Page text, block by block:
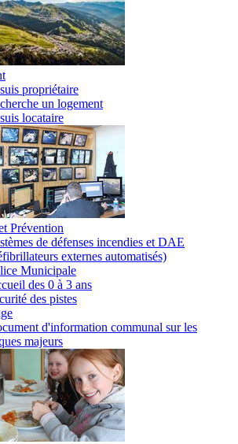
propriétaire
un logement
locataire
Prévention
de défenses incendies et DAE
externes automatisés)
Municipale
des 0 à 3 ans
des pistes
d'information communal sur les
majeurs